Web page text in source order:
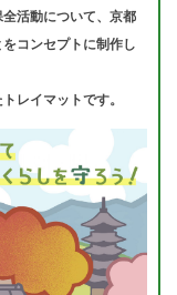
活動について、京都
コンセプトに制作し
レイマットです。